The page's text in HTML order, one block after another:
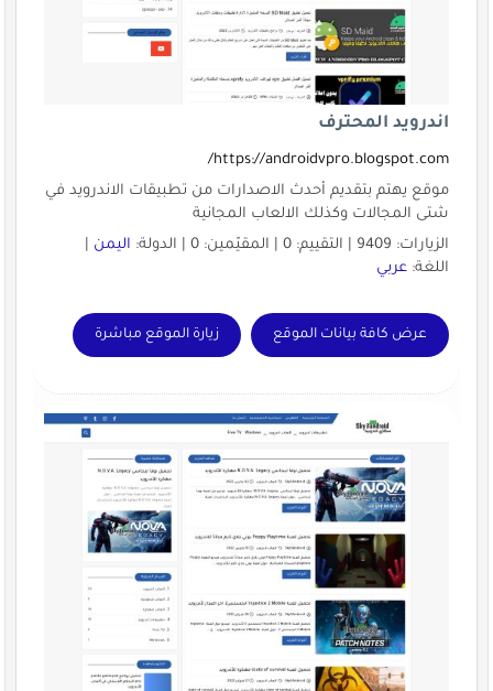
اندرويد المحترف
https://androidvpro.blogspot.com/
موقع يهتم بتقديم أحدث الاصدارات من تطبيقات الاندرويد في
شتى المجالات وكذلك الالعاب المجانية
الزيارات: 9409 | التقييم: 0 | المقيّمين: 0 | الدولة:
اليمن|
اللغة: عربي
عرض كافة بيانات الموقع زيارة الموقع مباشرة